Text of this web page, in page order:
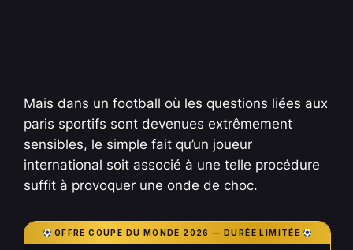
Mais dans un football où les questions liées aux
paris sportifs sont devenues extrêmement
sensibles, le simple fait qu’un joueur
international soit associé à une telle procédure
suffit à provoquer une onde de choc.
OFFRE COUPE DU MONDE 2026 — DURÉE LIMITÉE